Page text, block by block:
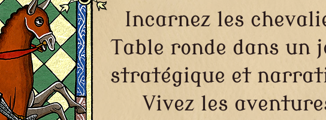
Incarnez les
Table ronde dans un
stratégique et
Vivez les